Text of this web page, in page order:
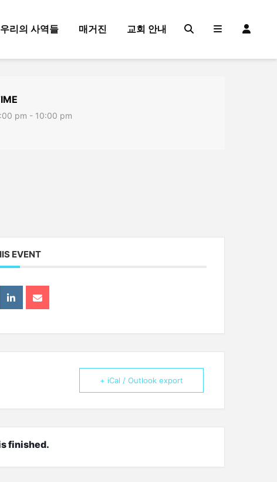
우리의 사역들 매거진 교회 안내
pm - 10:00 pm
EVENT
+ iCal / Outlook export
finished.